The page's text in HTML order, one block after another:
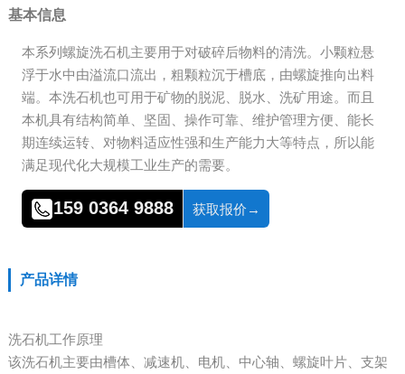
基本信息
本系列螺旋洗石机主要用于对破碎后物料的清洗。小颗粒悬
浮于水中由溢流口流出，粗颗粒沉于槽底，由螺旋推向出料
端。本洗石机也可用于矿物的脱泥、脱水、洗矿用途。而且
本机具有结构简单、坚固、操作可靠、维护管理方便、能长
期连续运转、对物料适应性强和生产能力大等特点，所以能
满足现代化大规模工业生产的需要。
159 0364 9888 获取报价→
产品详情
洗石机工作原理
该洗石机主要由槽体、减速机、电机、中心轴、螺旋叶片、支架